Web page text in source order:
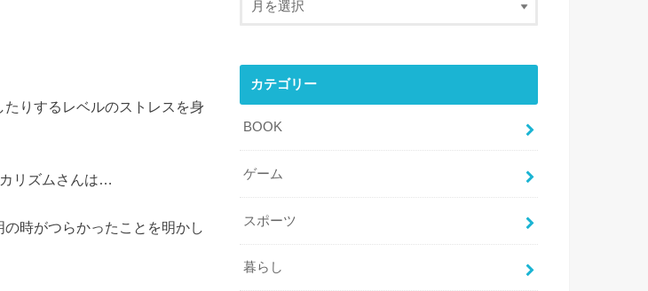
りするレベルのストレスを身
リズムさんは…
の時がつらかったことを明かし
カテゴリー
BOOK
ゲーム
スポーツ
暮らし